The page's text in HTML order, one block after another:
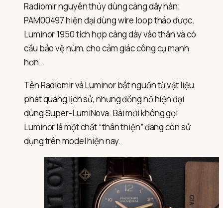
Radiomir nguyên thủy dùng càng dây hàn;
PAM00497 hiện đại dùng wire loop tháo được.
Luminor 1950 tích hợp càng dày vào thân và có
cầu bảo vệ núm, cho cảm giác công cụ mạnh
hơn.
Tên Radiomir và Luminor bắt nguồn từ vật liệu
phát quang lịch sử, nhưng đồng hồ hiện đại
dùng Super-LumiNova. Bài mới không gọi
Luminor là một chất “thân thiện” đang còn sử
dụng trên model hiện nay.